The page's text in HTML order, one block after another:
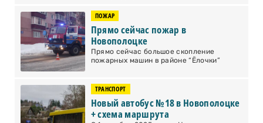
ПОЖАР
Прямо сейчас пожар в
Новополоцке
Прямо сейчас большое скопление
пожарных машин в районе “Ёлочки”
ТРАНСПОРТ
Новый автобус №18 в Новополоцке
+ схема маршрута